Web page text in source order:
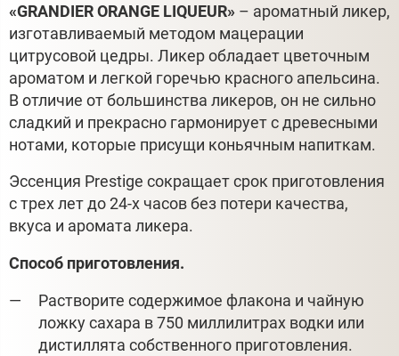
«GRANDIER ORANGE LIQUEUR» – ароматный ликер,
изготавливаемый методом мацерации
цитрусовой цедры. Ликер обладает цветочным
ароматом и легкой горечью красного апельсина.
В отличие от большинства ликеров, он не сильно
сладкий и прекрасно гармонирует с древесными
нотами, которые присущи коньячным напиткам.
Эссенция Prestige сокращает срок приготовления
с трех лет до 24-х часов без потери качества,
вкуса и аромата ликера.
Способ приготовления.
Растворите содержимое флакона и чайную
ложку сахара в 750 миллилитрах водки или
дистиллята собственного приготовления.